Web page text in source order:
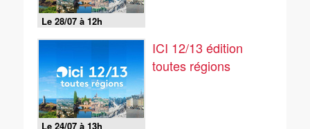
Le 28/07 à 12h
Le 24/07 à 13h
ICI 12/13 édition
toutes régions